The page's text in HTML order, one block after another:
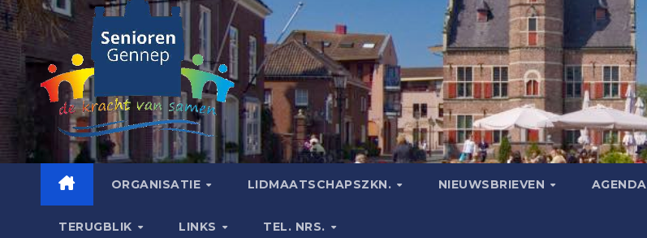
ORGANISATIE LIDMAATSCHAPSZKN. NIEUWSBRIEVEN AGENDA
TERUGBLIK LINKS TEL. NRS.